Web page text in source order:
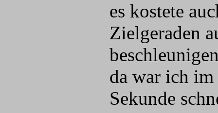
es kostete
Zielgeraden
da war ich im
Sekunde